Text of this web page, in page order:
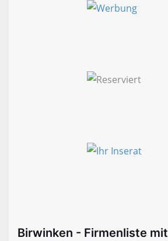
Birwinken - Firmenliste